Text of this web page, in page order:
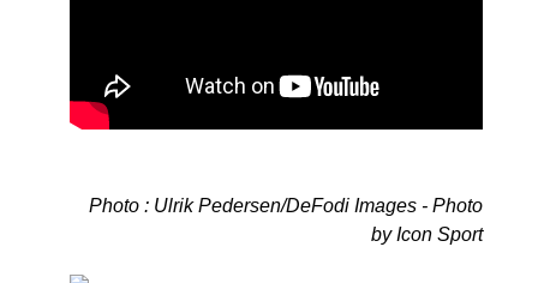
Photo : Ulrik Pedersen/DeFodi Images - Photo
by Icon Sport